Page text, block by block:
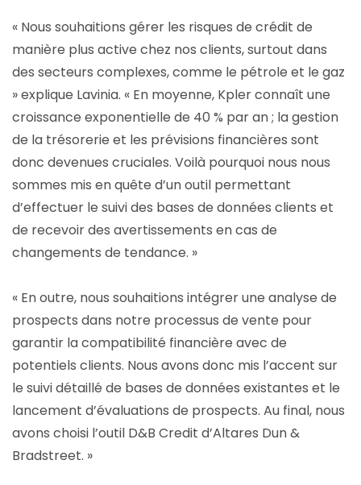
« Nous souhaitions gérer les risques de crédit de
manière plus active chez nos clients, surtout dans
des secteurs complexes, comme le pétrole et le gaz
» explique Lavinia. « En moyenne, Kpler connaît une
croissance exponentielle de 40 % par an ; la gestion
de la trésorerie et les prévisions financières sont
donc devenues cruciales. Voilà pourquoi nous nous
sommes mis en quête d’un outil permettant
d’effectuer le suivi des bases de données clients et
de recevoir des avertissements en cas de
changements de tendance. »
« En outre, nous souhaitions intégrer une analyse de
prospects dans notre processus de vente pour
garantir la compatibilité financière avec de
potentiels clients. Nous avons donc mis l’accent sur
le suivi détaillé de bases de données existantes et le
lancement d’évaluations de prospects. Au final, nous
avons choisi l’outil D&B Credit d’Altares Dun &
Bradstreet. »